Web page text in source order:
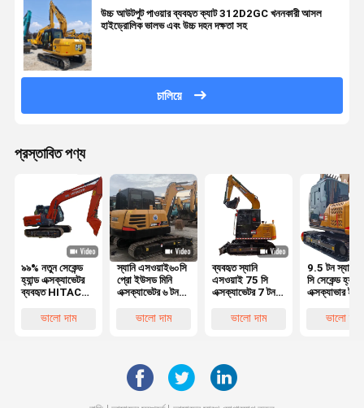
উচ্চ আউটপুট পাওয়ার ব্যবহৃত ক্যাট 312D2GC খননকারী আসল
হাইড্রোলিক ভালভ এবং উচ্চ দহন দক্ষতা সহ
চালিয়ে
প্রস্তাবিত পণ্য
৯৯% নতুন সেকেন্ড
হ্যান্ড এক্সক্যাভেটর
ব্যবহৃত HITACHI
এক্সক্যাভেটর ইপিএ
ভালো দাম
স্যানি এসওয়াই৬০সি
প্রো ইউসড মিনি
এক্সক্যাভেটর ৬ টন
ইউসড এক্সক্যাভেটর
ভালো দাম
ব্যবহৃত স্যানি
এসওয়াই 75 সি
এক্সক্যাভেটর 7 টন
এসওয়াই 75
ভালো দাম
9.5 টন স্যানি
সি সেকেন্ড হ্যান্ড
এক্সক্যাভার
এক্সক্যাভার
ভালো দাম